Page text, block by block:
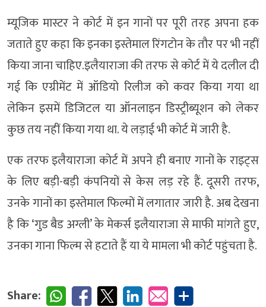
म्यूजिक मास्टर ने कोर्ट में इन गानों पर पूरी तरह अपना हक
जताते हुए कहा कि इनका इस्तेमाल रिंगटोन के तौर पर भी नहीं
किया जाना चाहिए.इलैयाराजा की तरफ से कोर्ट में ये दलील दी
गई कि एग्रीमेंट में ऑडियो रिलीज को कवर किया गया था
लेकिन इसमें डिजिटल या ऑनलाइन डिस्ट्रीब्यूशन को लेकर
कुछ तय नहीं किया गया था. ये लड़ाई भी कोर्ट में जारी है.
एक तरफ इलैयाराजा कोर्ट में अपने ही बनाए गानों के राइट्स
के लिए बड़ी-बड़ी कंपनियों से केस लड़ रहे हैं. दूसरी तरफ,
उनके गानों का इस्तेमाल फिल्मों में लगातार जारी है. अब देखना
है कि ‘गुड बैड अग्ली’ के मेकर्स इलैयाराजा से माफी मांगते हुए,
उनका गाना फिल्म से हटाते हैं या ये मामला भी कोर्ट पहुंचता है.
Share: